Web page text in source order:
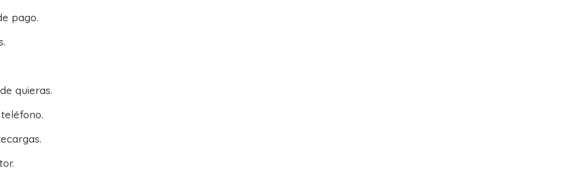
pago.
quieras.